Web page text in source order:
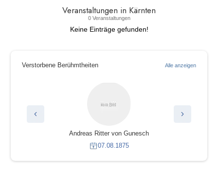
Veranstaltungen in Kärnten
0 Veranstaltungen
Keine Einträge gefunden!
Verstorbene Berühmtheiten Alle anzeigen
Andreas Ritter von Gunesch
07.08.1875